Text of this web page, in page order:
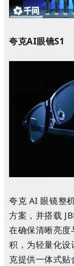
夸克AI眼镜S1
夸克 AI 眼镜整
方案，并搭载
在确保清晰亮
积，为轻量化
克提供一体式